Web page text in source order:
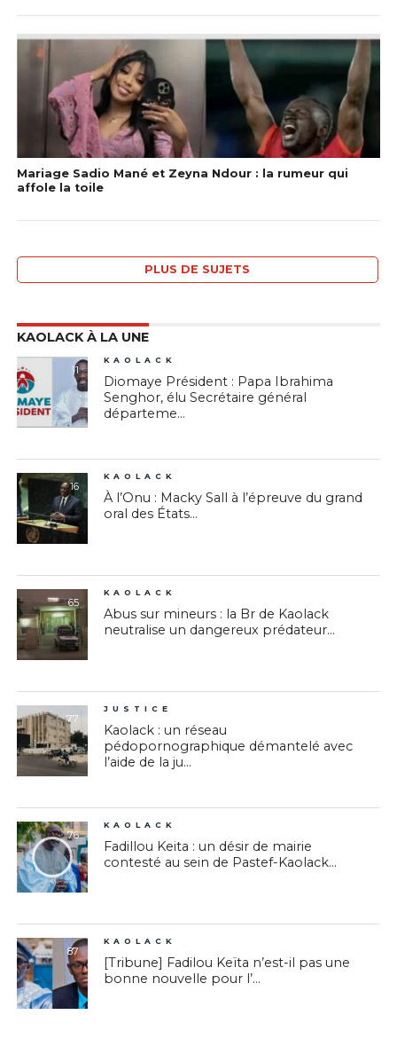
Mariage Sadio Mané et Zeyna Ndour : la rumeur qui
affole la toile
PLUS DE SUJETS
KAOLACK À LA UNE
11
KAOLACK
Diomaye Président : Papa Ibrahima
Senghor, élu Secrétaire général
départeme...
16
KAOLACK
À l’Onu : Macky Sall à l’épreuve du grand
oral des États...
65
KAOLACK
Abus sur mineurs : la Br de Kaolack
neutralise un dangereux prédateur...
77
JUSTICE
Kaolack : un réseau
pédopornographique démantelé avec
l’aide de la ju...
76
KAOLACK
Fadillou Keita : un désir de mairie
contesté au sein de Pastef-Kaolack...
87
KAOLACK
[Tribune] Fadilou Keïta n’est-il pas une
bonne nouvelle pour l’...